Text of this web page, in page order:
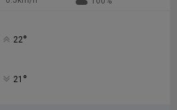
22°
21 °